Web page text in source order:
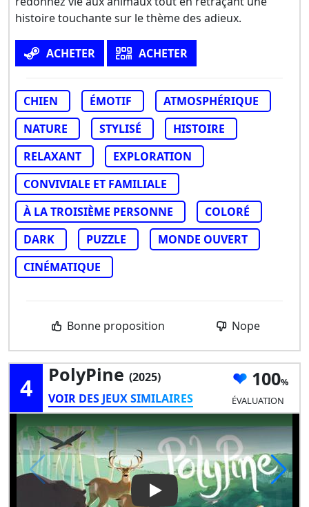
histoire touchante sur le thème des adieux.
ACHETER ACHETER
CHIEN ÉMOTIF
ATMOSPHÉRIQUE
NATURE
STYLISÉ
HISTOIRE
RELAXANT
EXPLORATION
CONVIVIALE ET FAMILIALE
À LA TROISIÈME PERSONNE
COLORÉ
DARK
PUZZLE
MONDE OUVERT
CINÉMATIQUE
Bonne proposition Nope
4 PolyPine (2025)
VOIR DES JEUX SIMILAIRES
100
ÉVALUATION
Play Video: PolyPine